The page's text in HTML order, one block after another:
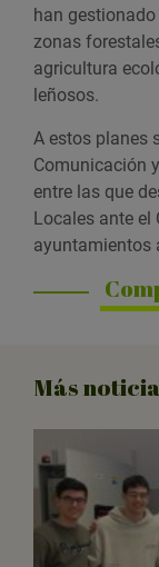
han
zonas
agricultura
leñosos.
A estos planes
Comunicación
entre las que
Locales ante
ayuntamientos
Más